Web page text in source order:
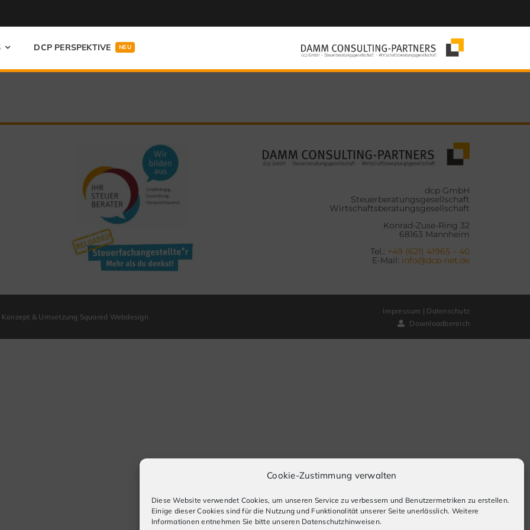
Cookie-Zustimmung verwalten
Diese Website verwendet Cookies, um unseren Service zu verbessern und Benutzermetriken zu erstellen.
Einige dieser Cookies sind für die Nutzung und Funktionalität unserer Seite unerlässlich. Weitere
Informationen entnehmen Sie bitte unseren Datenschutzhinweisen.
DCP PERSPEKTIVE NEU
dcp GmbH
Steuerberatungsgesellschaft
Wirtschaftsberatungsgesellschaft
Konrad-Zuse-Ring 32
68163 Mannheim
Tel.: +49 (621) 41965 – 40
E-Mail: info@dcp-net.de
& Umsetzung Squared Webdesign
Impressum | Datenschutz
Downloadbereich